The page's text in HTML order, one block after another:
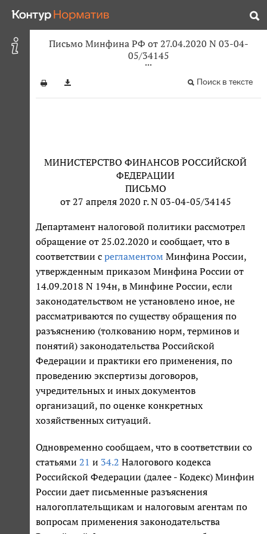
Письмо Минфина РФ от 27.04.2020 N 03-04-
05/34145
Поиск в тексте
МИНИСТЕРСТВО ФИНАНСОВ РОССИЙСКОЙ
ФЕДЕРАЦИИ
ПИСЬМО
от 27 апреля 2020 г. N 03-04-05/34145
Департамент налоговой политики рассмотрел
обращение от 25.02.2020 и сообщает, что в
соответствии с регламентом Минфина России,
утвержденным приказом Минфина России от
14.09.2018 N 194н, в Минфине России, если
законодательством не установлено иное, не
рассматриваются по существу обращения по
разъяснению (толкованию норм, терминов и
понятий) законодательства Российской
Федерации и практики его применения, по
проведению экспертизы договоров,
учредительных и иных документов
организаций, по оценке конкретных
хозяйственных ситуаций.
Одновременно сообщаем, что в соответствии со
статьями 21 и 34.2 Налогового кодекса
Российской Федерации (далее - Кодекс) Минфин
России дает письменные разъяснения
налогоплательщикам и налоговым агентам по
вопросам применения законодательства